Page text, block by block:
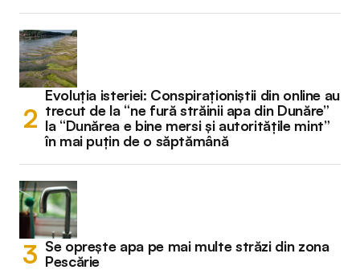
Evoluția isteriei: Conspiraționiștii din online au
trecut de la “ne fură străinii apa din Dunăre”
la “Dunărea e bine mersi și autoritățile mint”
în mai puțin de o săptămână
Se oprește apa pe mai multe străzi din zona
Pescărie